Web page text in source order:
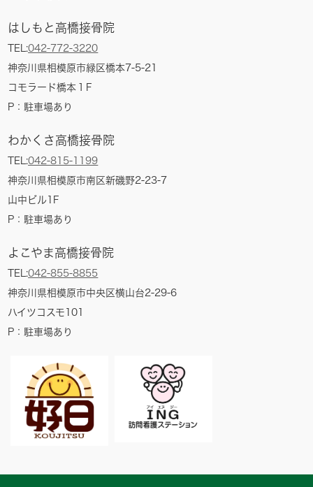
はしもと高橋接骨院
TEL:042-772-3220
神奈川県相模原市緑区橋本7-5-21
コモラード橋本１F
P： 駐車場あり
わかくさ高橋接骨院
TEL:042-815-1199
神奈川県相模原市南区新磯野2-23-7
山中ビル1F
P： 駐車場あり
よこやま高橋接骨院
TEL:042-855-8855
神奈川県相模原市中央区横山台2-29-6
ハイツコスモ101
P： 駐車場あり